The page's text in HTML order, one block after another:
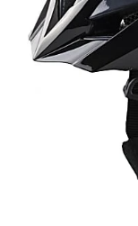
Saboti de frana
Schimbatoare viteze